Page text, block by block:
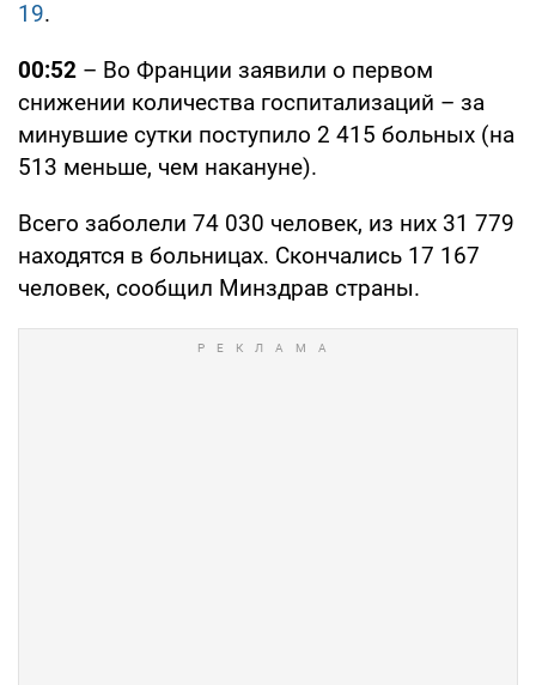
19.
00:52 – Во Франции заявили о первом
снижении количества госпитализаций – за
минувшие сутки поступило 2 415 больных (на
513 меньше, чем накануне).
Всего заболели 74 030 человек, из них 31 779
находятся в больницах. Скончались 17 167
человек, сообщил Минздрав страны.